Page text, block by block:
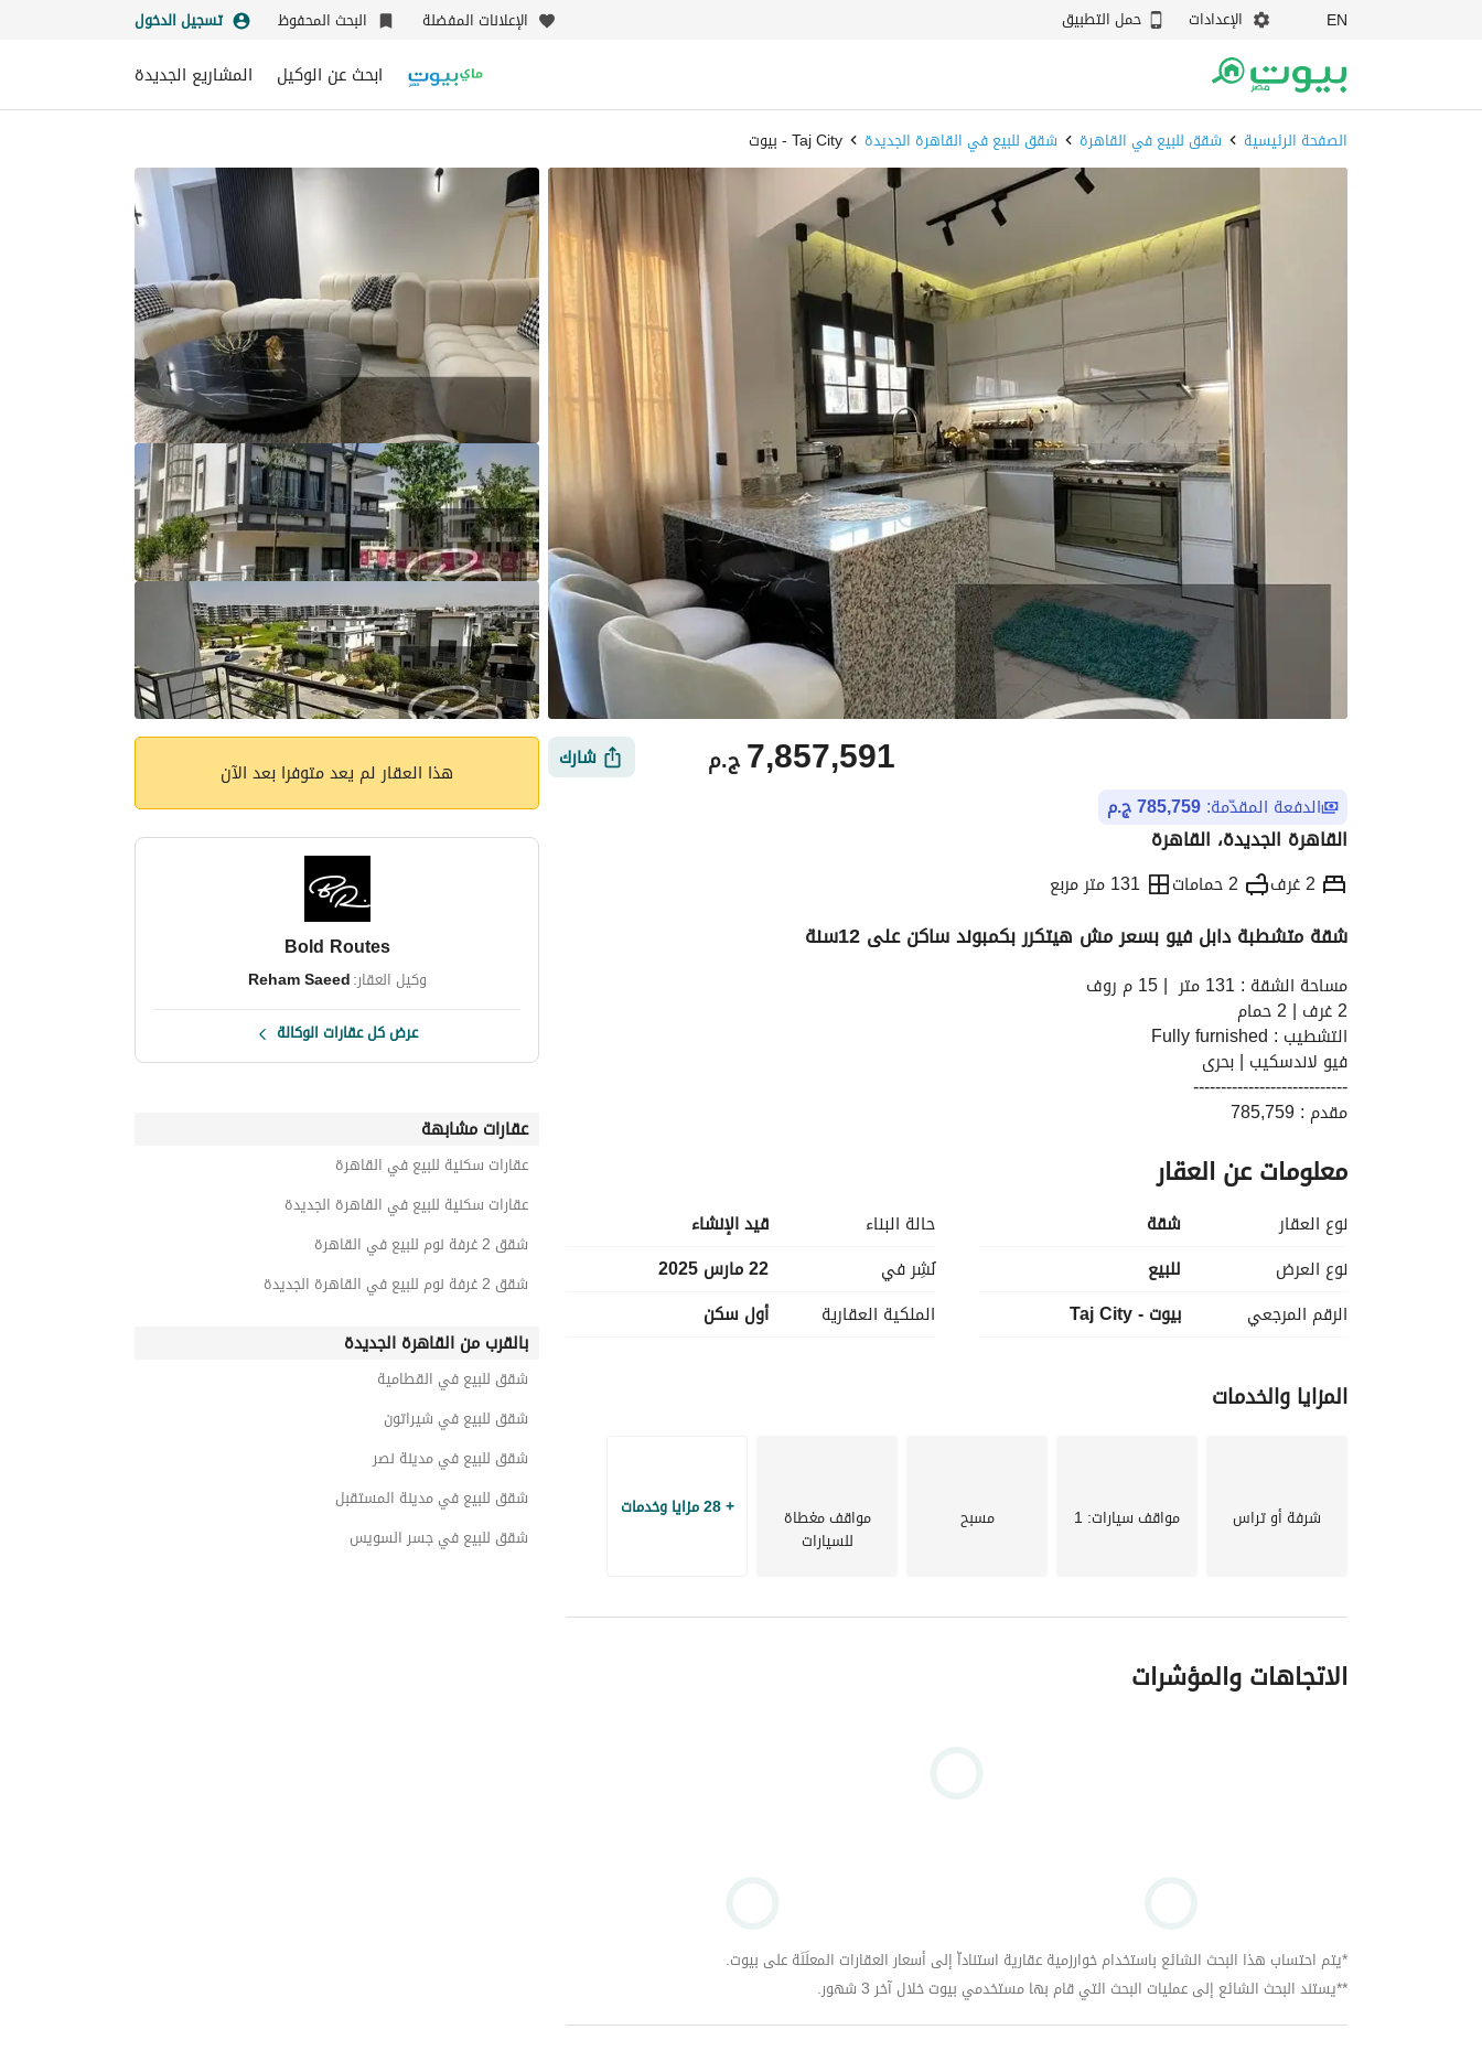
EN الإعدادات حمل التطبيق الإعلانات المفضلة البحث المحفوظ تسجيل الدخول
ابحث عن الوكيل المشاريع الجديدة
الصفحة الرئيسية شقق للبيع في القاهرة شقق للبيع في القاهرة الجديدة Taj City - بيوت
ج.م7,857,591 شارك
الدفعة المقدّمة: 785,759 ج.م
القاهرة الجديدة، القاهرة
2 غرف 2 حمامات 131 متر مربع
شقة متشطبة دابل فيو بسعر مش هيتكرر بكمبوند ساكن على 12سنة
مساحة الشقة : 131 متر  | 15 م روف
2 غرف | 2 حمام
التشطيب : Fully furnished
فيو لاندسكيب | بحرى
----------------------------
مقدم : 785,759
والمتبقى اقساط متساوية على 12 سنـة
---------------------------
بجانب : ميراج سيتى ، فندق كيمبنسكى ، جى دبلو ماريوت ، شارع التسعين .
معلومات عن العقار
نوع العقار
شقة
نوع العرض
للبيع
الرقم المرجعي
بيوت - Taj City
حالة البناء
قيد الإنشاء
نُشِر في
22 مارس 2025
الملكية العقارية
أول سكن
المزايا والخدمات
شرفة أو تراس مواقف سيارات: 1 مسبح مواقف مغطاة
للسيارات
+ 28 مزايا وخدمات
الاتجاهات والمؤشرات
*يتم احتساب هذا البحث الشائع باستخدام خوارزمية عقارية استناداّ إلى أسعار العقارات المعلَنَة على بيوت.
**يستند البحث الشائع إلى عمليات البحث التي قام بها مستخدمي بيوت خلال آخر 3 شهور.
هذا العقار لم يعد متوفرا بعد الآن
Bold Routes
وكيل العقار:Reham Saeed
عرض كل عقارات الوكالة
عقارات مشابهة
عقارات سكنية للبيع في القاهرة
عقارات سكنية للبيع في القاهرة الجديدة
شقق 2 غرفة نوم للبيع في القاهرة
شقق 2 غرفة نوم للبيع في القاهرة الجديدة
بالقرب من القاهرة الجديدة
شقق للبيع في القطامية
شقق للبيع في شيراتون
شقق للبيع في مدينة نصر
شقق للبيع في مدينة المستقبل
شقق للبيع في جسر السويس